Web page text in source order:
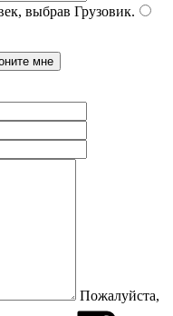
выбрав Грузовик.
Пожалуйста,